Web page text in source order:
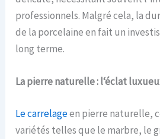
professionnels. Malgré cela, la
de la porcelaine en fait un
long terme.
La pierrenaturelle :l‘éclatl
Le carrelageen pierre naturelle,
variétés telles que le marbre, le